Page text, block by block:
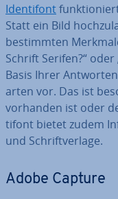
Iden­ti­font
Statt ein Bild
be­stimm­ten
Schrift Serifen?“ oder
Basis Ihrer
ar­ten vor. Das ist
vorhanden ist oder
ti­font bietet zudem
und Schrift­ver­la­ge.
Adobe Capture